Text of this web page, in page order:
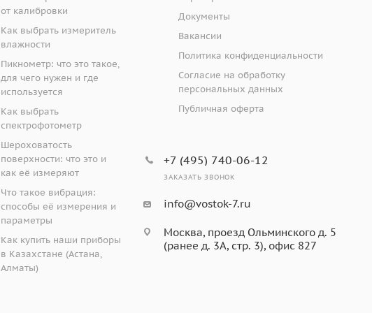
от калибровки
Как выбрать измеритель
влажности
Пикнометр: что это такое,
для чего нужен и где
используется
Как выбрать
спектрофотометр
Шероховатость
поверхности: что это и
как её измеряют
Что такое вибрация:
способы её измерения и
параметры
Как купить наши приборы
в Казахстане (Астана,
Алматы)
Документы
Вакансии
Политика конфиденциальности
Согласие на обработку
персональных данных
Публичная оферта
+7 (495) 740-06-12
ЗАКАЗАТЬ ЗВОНОК
info@vostok-7.ru
Москва, проезд Ольминского д. 5
(ранее д. 3А, стр. 3), офис 827